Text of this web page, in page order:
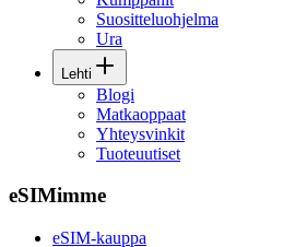
Suositteluohjelma
Ura
Lehti
Blogi
Matkaoppaat
Yhteysvinkit
Tuoteuutiset
eSIMimme
eSIM-kauppa